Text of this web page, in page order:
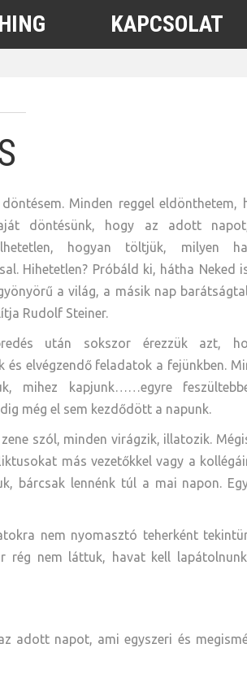
KAPCSOLAT
Minden reggel eldönthetem,
döntésünk, hogy az adott
hogyan töltjük, milyen
Hihetetlen? Próbáld ki, hátha Neked
a világ, a másik nap
Rudolf Steiner.
után sokszor érezzük azt,
és elvégzendő feladatok a fejünkben.
mihez kapjunk……egyre
még el sem kezdődött a napunk.
szól, minden virágzik, illatozik.
más vezetőkkel vagy a
bárcsak lennénk túl a mai napon.
nem nyomasztó teherként
rég nem láttuk, havat kell
napot, ami egyszeri és